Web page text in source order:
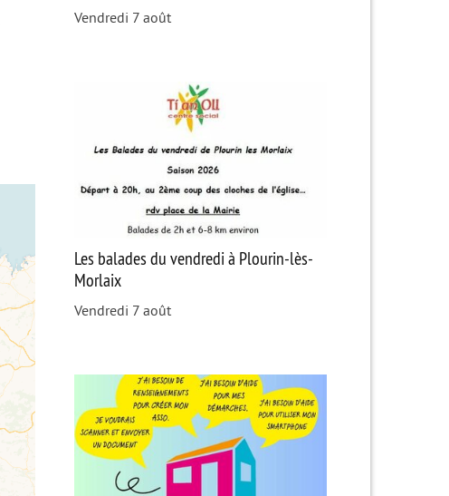
Vendredi 7 août
Les balades du vendredi à Plourin-lès-
Morlaix
Vendredi 7 août